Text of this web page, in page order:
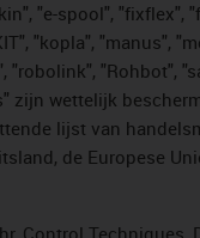
"e-spool", "fixflex",
"kopla", "manus",
"Rohbot",
zijn wettelijk
lijst van
de Europese
Techniques,